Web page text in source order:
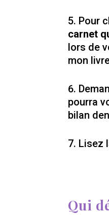
Pour
carnet
lors de
mon
pourra
bilan
Lisez
Qui